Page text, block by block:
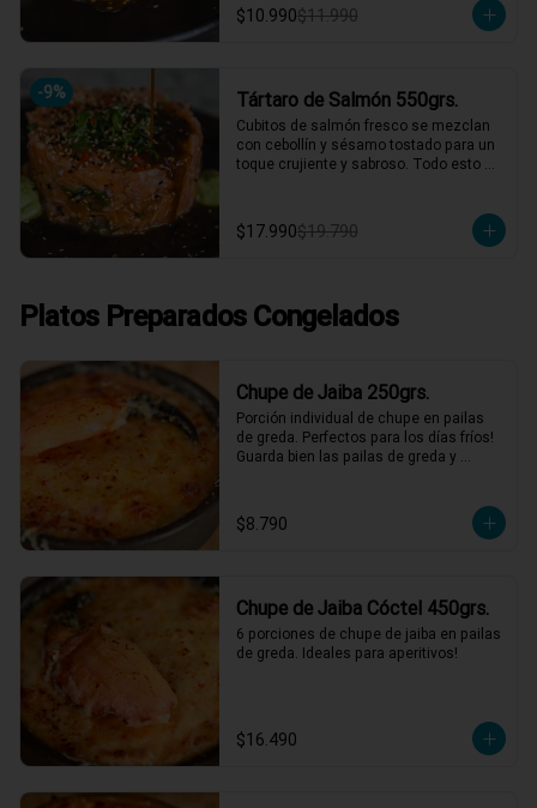
cilantro. ¡Un tártaro que combina
frescura y sabor en cada bocado! 🍣✨
en su presentación completa, salsas o
acompañamientos incluidos.
$10.990$11.990
-9% Tártaro de Salmón 550grs.
Cubitos de salmón fresco se mezclan
con cebollín y sésamo tostado para un
toque crujiente y sabroso. Todo esto
cilantro. ¡Un tártaro que combina
frescura y sabor en cada bocado! 🍣✨
*El peso neto corresponde al producto
en su presentación completa, salsas o
$17.990$19.790
Platos Preparados Congelados
Chupe de Jaiba 250grs.
Porción individual de chupe en pailas
de greda. Perfectos para los días fríos!
Guarda bien las pailas de greda y
$8.790
Chupe de Jaiba Cóctel 450grs.
6 porciones de chupe de jaiba en pailas
de greda. Ideales para aperitivos!
$16.490